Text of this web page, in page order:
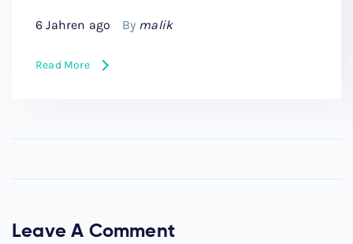
6 Jahren ago By malik
Read More
Leave A Comment